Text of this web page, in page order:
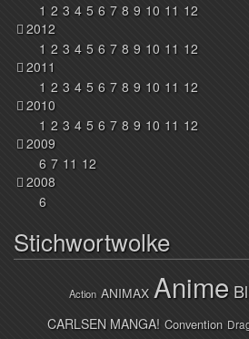
1 2 3 4 5 6 7 8 9 10 11 12
2012
1 2 3 4 5 6 7 8 9 10 11 12
2011
1 2 3 4 5 6 7 8 9 10 11 12
2010
1 2 3 4 5 6 7 8 9 10 11 12
2009
6 7 11 12
2008
6
Stichwortwolke
Action ANIMAX Anime
CARLSEN MANGA! Convention